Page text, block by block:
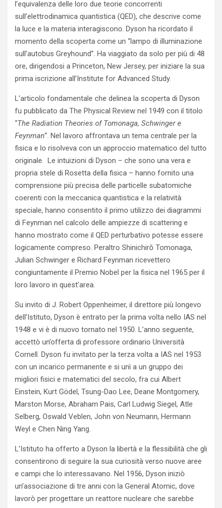
l’equivalenza delle loro due teorie concorrenti
sull’elettrodinamica quantistica (QED), che descrive come
la luce e la materia interagiscono. Dyson ha ricordato il
momento della scoperta come un “lampo di illuminazione
sull’autobus Greyhound”. Ha viaggiato da solo per più di 48
ore, dirigendosi a Princeton, New Jersey, per iniziare la sua
prima iscrizione all’Institute for Advanced Study.
L’articolo fondamentale che delinea la scoperta di Dyson
fu pubblicato da The Physical Review nel 1949 con il titolo
“The Radiation Theories of Tomonaga, Schwinger e
Feynman“. Nel lavoro affrontava un tema centrale per la
fisica e lo risolveva con un approccio matematico del tutto
originale. Le intuizioni di Dyson – che sono una vera e
propria stele di Rosetta della fisica – hanno fornito una
comprensione più precisa delle particelle subatomiche
coerenti con la meccanica quantistica e la relatività
speciale, hanno consentito il primo utilizzo dei diagrammi
di Feynman nel calcolo delle ampiezze di scattering e
hanno mostrato come il QED perturbativo potesse essere
logicamente compreso. Peraltro Shinichirō Tomonaga,
Julian Schwinger e Richard Feynman ricevettero
congiuntamente il Premio Nobel per la fisica nel 1965 per il
loro lavoro in quest’area.
Su invito di J. Robert Oppenheimer, il direttore più longevo
dell’Istituto, Dyson è entrato per la prima volta nello IAS nel
1948 e vi è di nuovo tornato nel 1950. L’anno seguente,
accettò un’offerta di professore ordinario Università
Cornell. Dyson fu invitato per la terza volta a IAS nel 1953
con un incarico permanente e si unì a un gruppo dei
migliori fisici e matematici del secolo, fra cui Albert
Einstein, Kurt Gödel, Tsung-Dao Lee, Deane Montgomery,
Marston Morse, Abraham Pais, Carl Ludwig Siegel, Atle
Selberg, Oswald Veblen, John von Neumann, Hermann
Weyl e Chen Ning Yang.
L’Istituto ha offerto a Dyson la libertà e la flessibilità che gli
consentirono di seguire la sua curiosità verso nuove aree
e campi che lo interessavano. Nel 1956, Dyson iniziò
un’associazione di tre anni con la General Atomic, dove
lavorò per progettare un reattore nucleare che sarebbe